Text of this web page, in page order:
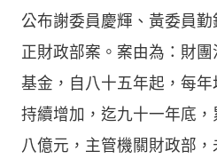
公布謝委員慶輝、黃委員
正財政部案。案由為：財
基金，自八十五年起，每
持續增加，迄九十一年底，
八億元，主管機關財政部